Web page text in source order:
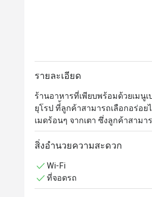
รายละเอียด
ร้านอาหารที่เพียบพร้อมด้วยเมนู
ยุโรป ที่้ลูกค้าสามารถเลือกอร่อ
เมดร้อนๆ จากเตา ซึ่งลูกค้าสาม
นอกจากนี้ เรายังมีเมนูพิเศษที่ลู
ประทานอาหารมากยิ่งขึ้น
สิ่งอำนวยความสะดวก
Wi-Fi
ที่จอดรถ